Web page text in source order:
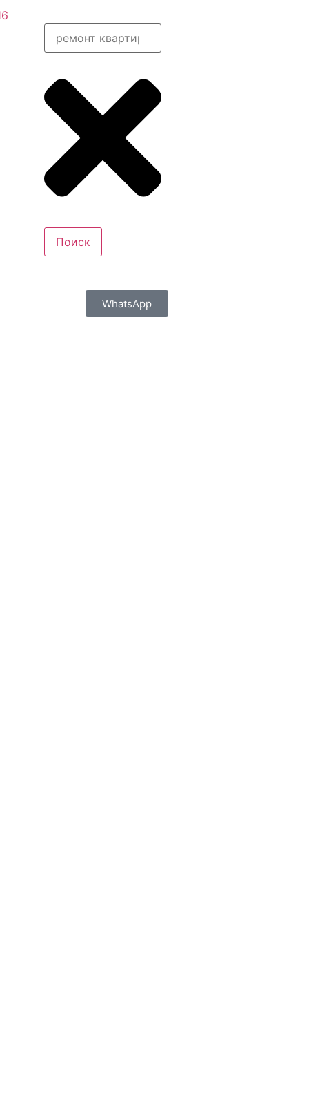
Поиск
WhatsApp